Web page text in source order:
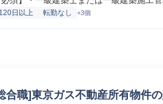
日以上 転勤なし +3個
合職]東京ガス不動産所有物件